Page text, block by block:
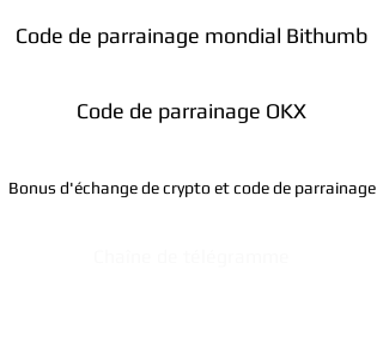
Code de parrainage mondial Bithumb
Code de parrainage OKX
Bonus d'échange de crypto et code de parrainage